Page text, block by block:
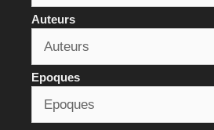
Auteurs
Epoques